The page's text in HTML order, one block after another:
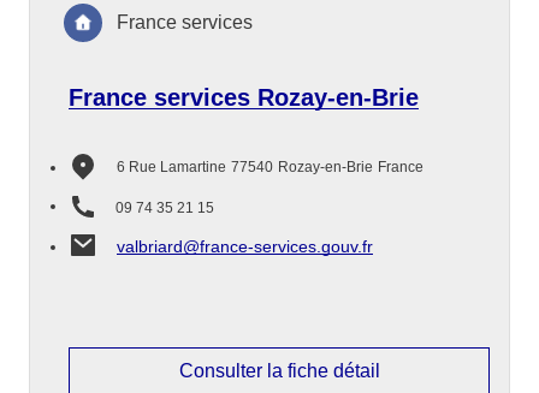
France services Rozay-en-Brie
6 Rue Lamartine 77540 Rozay-en-Brie France
09 74 35 21 15
valbriard@france-services.gouv.fr
France services
Consulter la fiche détail